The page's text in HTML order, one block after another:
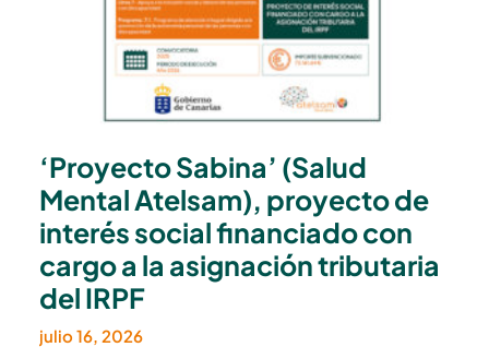
‘Proyecto Sabina’ (Salud
Mental Atelsam), proyecto de
interés social financiado con
cargo a la asignación tributaria
del IRPF
julio 16, 2026